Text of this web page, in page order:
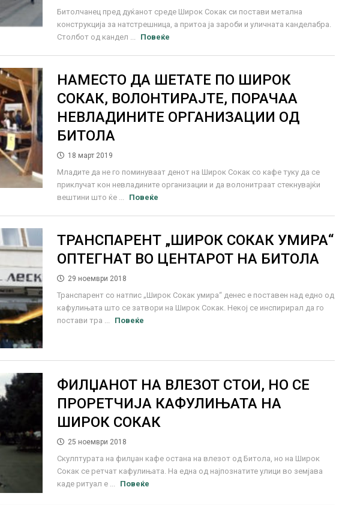
Битолчанец пред дуќанот среде Широк Сокак си постави метална
конструкција за натстрешница, а притоа ја зароби и уличната канделабра.
Столбот од кандел ...
Повеќе
НАМЕСТО ДА ШЕТАТЕ ПО ШИРОК
СОКАК, ВОЛОНТИРАЈТЕ, ПОРАЧАА
НЕВЛАДИНИТЕ ОРГАНИЗАЦИИ ОД
БИТОЛА
18 март 2019
Младите да не го поминуваат денот на Широк Сокак со кафе туку да се
приклучат кон невладините организации и да волонитраат стекнувајќи
вештини што ќе ...
Повеќе
ТРАНСПАРЕНТ „ШИРОК СОКАК УМИРА“
ОПТЕГНАТ ВО ЦЕНТАРОТ НА БИТОЛА
29 ноември 2018
Транспарент со натпис „Широк Сокак умира“ денес е поставен над едно од
кафулињата што се затвори на Широк Сокак. Некој се инспирирал да го
постави тра ...
Повеќе
ФИЛЏАНОТ НА ВЛЕЗОТ СТОИ, НО СЕ
ПРОРЕТЧИЈА КАФУЛИЊАТА НА
ШИРОК СОКАК
25 ноември 2018
Скулптурата на филџан кафе остана на влезот од Битола, но на Широк
Сокак се ретчат кафулињата. На една од најпознатите улици во земјава
каде ритуал е ...
Повеќе